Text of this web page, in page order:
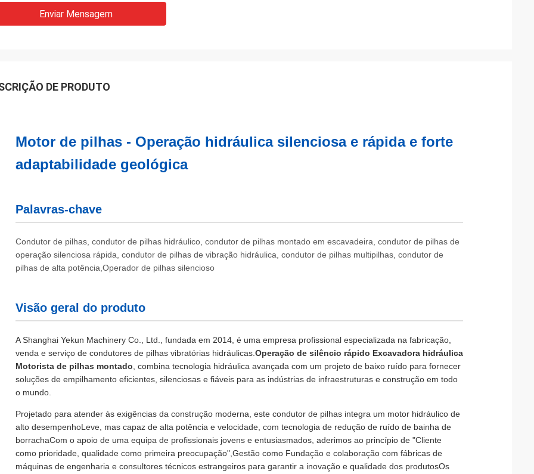
Enviar Mensagem
DE PRODUTO
Motor de pilhas - Operação hidráulica silenciosa e rápida e forte
adaptabilidade geológica
Palavras-chave
Condutor de pilhas, condutor de pilhas hidráulico, condutor de pilhas montado em escavadeira, condutor de pilhas de
operação silenciosa rápida, condutor de pilhas de vibração hidráulica, condutor de pilhas multipilhas, condutor de
pilhas de alta potência,Operador de pilhas silencioso
Visão geral do produto
A Shanghai Yekun Machinery Co., Ltd., fundada em 2014, é uma empresa profissional especializada na fabricação,
venda e serviço de condutores de pilhas vibratórias hidráulicas. Operação de silêncio rápido Excavadora hidráulica
Motorista de pilhas montado , combina tecnologia hidráulica avançada com um projeto de baixo ruído para fornecer
soluções de empilhamento eficientes, silenciosas e fiáveis para as indústrias de infraestruturas e construção em todo
o mundo.
Projetado para atender às exigências da construção moderna, este condutor de pilhas integra um motor hidráulico de
alto desempenhoLeve, mas capaz de alta potência e velocidade, com tecnologia de redução de ruído de bainha de
borrachaCom o apoio de uma equipa de profissionais jovens e entusiasmados, aderimos ao princípio de "Cliente
como prioridade, qualidade como primeira preocupação",Gestão como Fundação e colaboração com fábricas de
máquinas de engenharia e consultores técnicos estrangeiros para garantir a inovação e qualidade dos produtosOs